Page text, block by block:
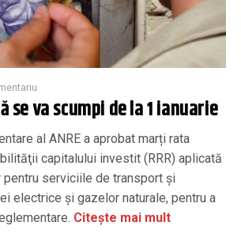
se va scumpi de la 1 ianuarie
al ANRE a aprobat marți rata
capitalului investit (RRR) aplicată
pentru serviciile de transport și
electrice și gazelor naturale, pentru a
Citește mai mult